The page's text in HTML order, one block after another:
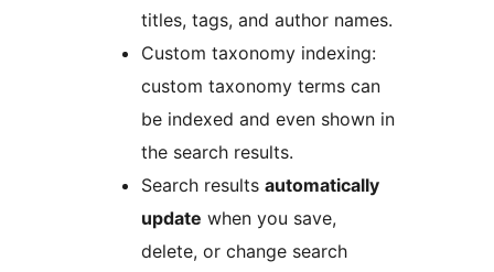
titles, tags, and author names.
Custom taxonomy indexing:
custom taxonomy terms can
be indexed and even shown in
the search results.
Search results automatically
update when you save,
delete, or change search